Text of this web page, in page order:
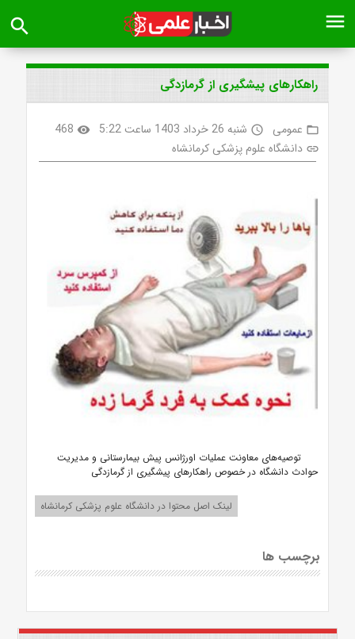
menu
search
راهکارهای پیشگیری از گرمازدگی
folder_open عمومی access_time شنبه 26 خرداد 1403 ساعت 5:22 visibility
468
link دانشگاه علوم پزشکی کرمانشاه
توصیه‌های معاونت عملیات اورژانس پیش بیمارستانی و مدیریت
حوادث دانشگاه در خصوص راهکارهای پیشگیری از گرمازدگی
لینک اصل محتوا در دانشگاه علوم پزشکی کرمانشاه
برچسب ها